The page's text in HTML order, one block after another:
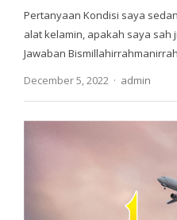
Pertanyaan Kondisi saya
alat kelamin, apakah saya sah
Jawaban
December 5, 2022
Author
admin